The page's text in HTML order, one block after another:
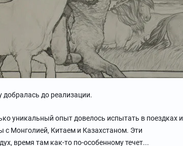
добралась до реализации.
уникальный опыт довелось испытать в поездках и
с Монголией, Китаем и Казахстаном. Эти
время там как-то по-особенному течет...